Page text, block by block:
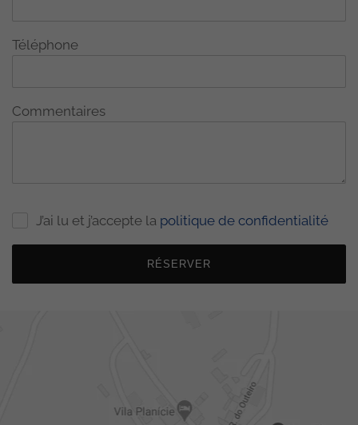
Téléphone
Commentaires
J’ai lu et j’accepte la politique de confidentialité
RÉSERVER